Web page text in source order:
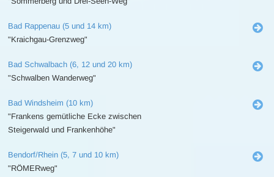
Bad Rappenau (5 und 14 km)
"Kraichgau-Grenzweg"
Bad Schwalbach (6, 12 und 20 km)
"Schwalben Wanderweg"
Bad Windsheim (10 km)
"Frankens gemütliche Ecke zwischen
Steigerwald und Frankenhöhe"
Bendorf/Rhein (5, 7 und 10 km)
"RÖMERweg"